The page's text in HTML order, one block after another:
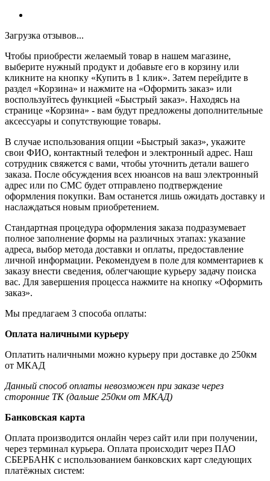
Загрузка отзывов...
Чтобы приобрести желаемый товар в нашем магазине,
выберите нужный продукт и добавьте его в корзину или
кликните на кнопку «Купить в 1 клик». Затем перейдите в
раздел «Корзина» и нажмите на «Оформить заказ» или
воспользуйтесь функцией «Быстрый заказ». Находясь на
странице «Корзина» - вам будут предложены дополнительные
аксессуары и сопутствующие товары.
В случае использования опции «Быстрый заказ», укажите
свои ФИО, контактный телефон и электронный адрес. Наш
сотрудник свяжется с вами, чтобы уточнить детали вашего
заказа. После обсуждения всех нюансов на ваш электронный
адрес или по СМС будет отправлено подтверждение
оформления покупки. Вам останется лишь ожидать доставку и
наслаждаться новым приобретением.
Стандартная процедура оформления заказа подразумевает
полное заполнение формы на различных этапах: указание
адреса, выбор метода доставки и оплаты, предоставление
личной информации. Рекомендуем в поле для комментариев к
заказу внести сведения, облегчающие курьеру задачу поиска
вас. Для завершения процесса нажмите на кнопку «Оформить
заказ».
Мы предлагаем 3 способа оплаты:
Оплата наличными курьеру
Оплатить наличными можно курьеру при доставке до 250км
от МКАД
Данный способ оплаты невозможен при заказе через
сторонние ТК (дальше 250км от МКАД)
Банковская карта
Оплата производится онлайн через сайт или при получении,
через терминал курьера. Оплата происходит через ПАО
СБЕРБАНК с использованием банковских карт следующих
платёжных систем: